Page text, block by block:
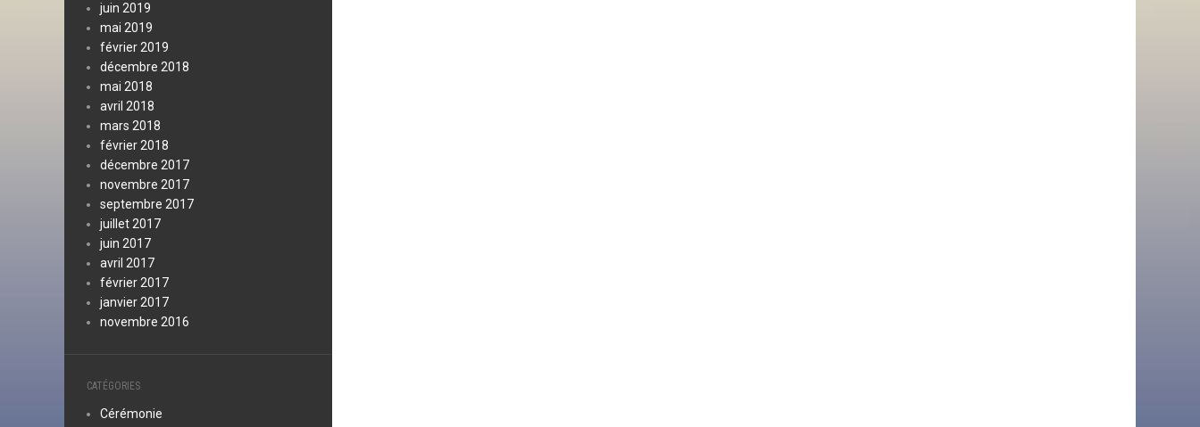
juin 2019
mai 2019
février 2019
décembre 2018
mai 2018
avril 2018
mars 2018
février 2018
décembre 2017
novembre 2017
septembre 2017
juillet 2017
juin 2017
avril 2017
février 2017
janvier 2017
novembre 2016
CATÉGORIES
Cérémonie